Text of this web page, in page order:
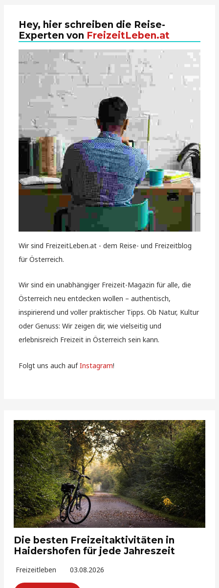
Hey, hier schreiben die Reise-
Experten von FreizeitLeben.at
Wir sind FreizeitLeben.at - dem Reise- und Freizeitblog
für Österreich.
Wir sind ein unabhängiger Freizeit-Magazin für alle, die
Österreich neu entdecken wollen – authentisch,
inspirierend und voller praktischer Tipps. Ob Natur, Kultur
oder Genuss: Wir zeigen dir, wie vielseitig und
erlebnisreich Freizeit in Österreich sein kann.
Folgt uns auch aufInstagram!
Die besten Freizeitaktivitäten in
Haidershofen für jede Jahreszeit
Freizeitleben 03.08.2026